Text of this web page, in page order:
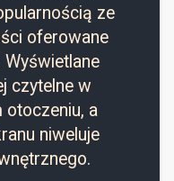
ze
oferowane
Wyświetlane
czytelne w
a
niweluje